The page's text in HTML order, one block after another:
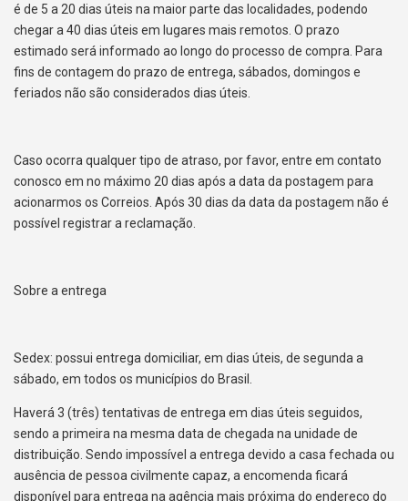
é de 5 a 20 dias úteis na maior parte das localidades, podendo
chegar a 40 dias úteis em lugares mais remotos. O prazo
estimado será informado ao longo do processo de compra. Para
fins de contagem do prazo de entrega, sábados, domingos e
feriados não são considerados dias úteis.
Caso ocorra qualquer tipo de atraso, por favor, entre em contato
conosco em no máximo 20 dias após a data da postagem para
acionarmos os Correios. Após 30 dias da data da postagem não é
possível registrar a reclamação.
Sobre a entrega
Sedex: possui entrega domiciliar, em dias úteis, de segunda a
sábado, em todos os municípios do Brasil.
Haverá 3 (três) tentativas de entrega em dias úteis seguidos,
sendo a primeira na mesma data de chegada na unidade de
distribuição. Sendo impossível a entrega devido a casa fechada ou
ausência de pessoa civilmente capaz, a encomenda ficará
disponível para entrega na agência mais próxima do endereço do